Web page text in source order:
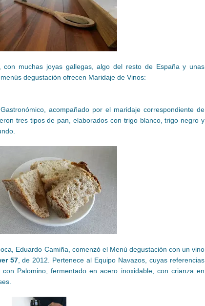
muchas joyas gallegas, algo del resto de España y unas
degustación ofrecen Maridaje de Vinos:
acompañado por el maridaje correspondiente de
tres tipos de pan, elaborados con trigo blanco, trigo negro y
Eduardo Camiña, comenzó el Menú degustación con un vino
57, de 2012. Pertenece al Equipo Navazos, cuyas referencias
Palomino, fermentado en acero inoxidable, con crianza en